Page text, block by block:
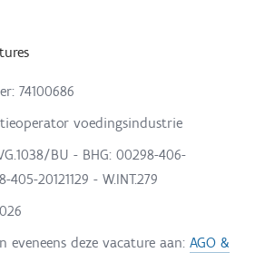
74100686
voedingsindustrie
BU - BHG: 00298-406-
405-20121129 - W.INT.279
eveneens deze vacature aan: AGO &